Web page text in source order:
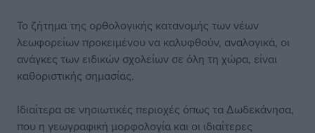
Το ζήτημα της ορθολογικής κατανομής των νέων
λεωφορείων προκειμένου να καλυφθούν, αναλογικά, οι
ανάγκες των ειδικών σχολείων σε όλη τη χώρα, είναι
καθοριστικής σημασίας.
Ιδιαίτερα σε νησιωτικές περιοχές όπως τα Δωδεκάνησα,
που η γεωγραφική μορφολογία και οι ιδιαίτερες